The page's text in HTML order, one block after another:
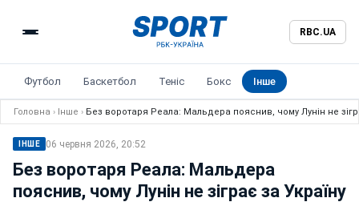
RBC.UA
Футбол Баскетбол Теніс Бокс Інше
Головна › Інше › Без воротаря Реала: Мальдера пояснив, чому Лунін не
ІНШЕ 06 червня 2026, 20:52
Без воротаря Реала: Мальдера
пояснив, чому Лунін не зіграє за Україну